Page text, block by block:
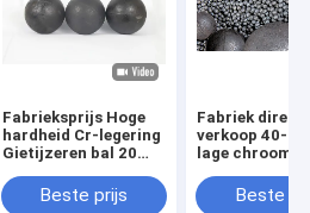
Fabrieksprijs Hoge
hardheid Cr-legering
Gietijzeren bal 20
mm Hoge
chroomslijpmediaballen
Beste prijs
Fabriek
verkoop 40-70
lage chroom
gelegeerde
gietijzeren
Beste